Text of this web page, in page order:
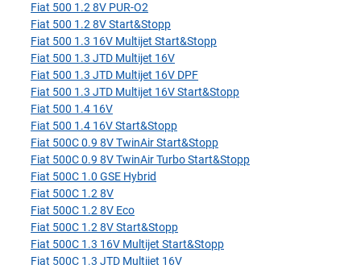
Fiat 500 1.2 8V PUR-O2
Fiat 500 1.2 8V Start&Stopp
Fiat 500 1.3 16V Multijet Start&Stopp
Fiat 500 1.3 JTD Multijet 16V
Fiat 500 1.3 JTD Multijet 16V DPF
Fiat 500 1.3 JTD Multijet 16V Start&Stopp
Fiat 500 1.4 16V
Fiat 500 1.4 16V Start&Stopp
Fiat 500C 0.9 8V TwinAir Start&Stopp
Fiat 500C 0.9 8V TwinAir Turbo Start&Stopp
Fiat 500C 1.0 GSE Hybrid
Fiat 500C 1.2 8V
Fiat 500C 1.2 8V Eco
Fiat 500C 1.2 8V Start&Stopp
Fiat 500C 1.3 16V Multijet Start&Stopp
Fiat 500C 1.3 JTD Multijet 16V